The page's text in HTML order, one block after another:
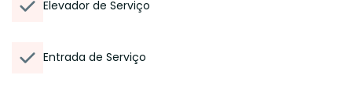
Elevador de Serviço
Entrada de Serviço